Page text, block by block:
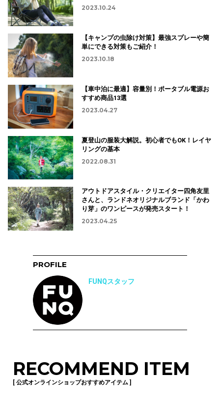
2023.10.24
【キャンプの虫除け対策】最強スプレーや簡
単にできる対策もご紹介！
2023.10.18
【車中泊に最適】容量別！ポータブル電源お
すすめ商品13選
2023.04.27
夏登山の服装大解説。初心者でもOK！レイヤ
リングの基本
2022.08.31
アウトドアスタイル・クリエイター四角友里
さんと、ランドネオリジナルブランド「かわ
り芽」のワンピースが発売スタート！
2023.04.25
PROFILE
FUNQスタッフ
RECOMMEND ITEM
[ 公式オンラインショップおすすめアイテム ]